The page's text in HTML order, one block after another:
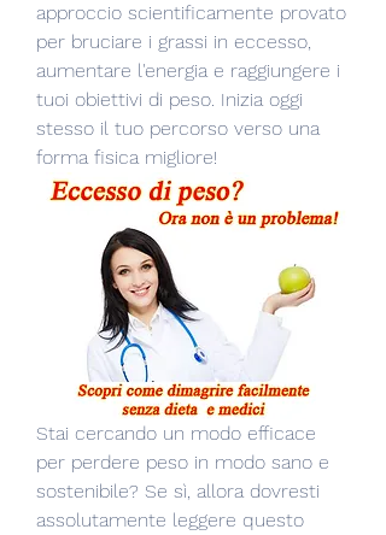
approccio scientificamente provato
per bruciare i grassi in eccesso,
aumentare l'energia e raggiungere i
tuoi obiettivi di peso. Inizia oggi
stesso il tuo percorso verso una
forma fisica migliore!
Stai cercando un modo efficace
per perdere peso in modo sano e
sostenibile? Se sì, allora dovresti
assolutamente leggere questo